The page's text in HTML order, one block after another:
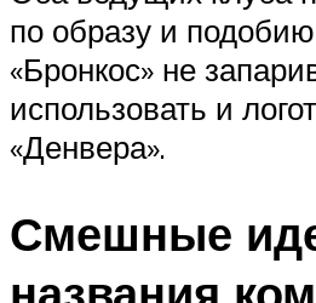
по образу и
«Бронкос» не
использовать и
«Денвера».
Смешные